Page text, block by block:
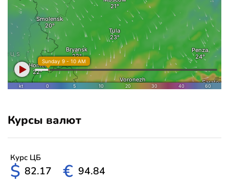
Курсы валют
Курс ЦБ
$ 82.17 € 94.84